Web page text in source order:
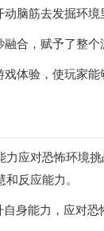
脑筋去发掘环境
合，赋予了整个
体验，使玩家能
应对恐怖环境
反应能力。
身能力，应对恐